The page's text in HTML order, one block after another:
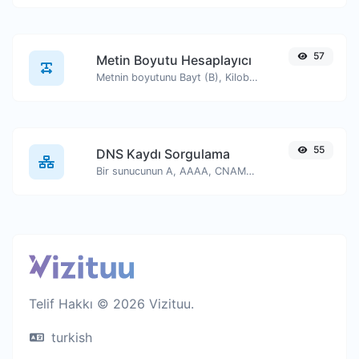
Metin Boyutu Hesaplayıcı
Metnin boyutunu Bayt (B), Kilobayt (KB) veya Megabayt (MB) cinsinden alın.
57
DNS Kaydı Sorgulama
Bir sunucunun A, AAAA, CNAME, MX, NS, TXT, SOA DNS kayıtlarını bulun.
55
Telif Hakkı © 2026 Vizituu.
turkish